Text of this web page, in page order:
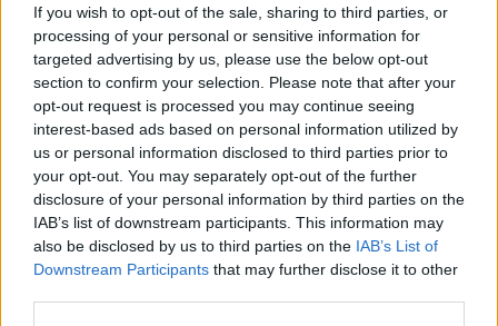
If you wish to opt-out of the sale, sharing to third parties, or
processing of your personal or sensitive information for
targeted advertising by us, please use the below opt-out
section to confirm your selection. Please note that after your
opt-out request is processed you may continue seeing
interest-based ads based on personal information utilized by
us or personal information disclosed to third parties prior to
your opt-out. You may separately opt-out of the further
disclosure of your personal information by third parties on the
IAB’s list of downstream participants. This information may
also be disclosed by us to third parties on the IAB’s List of
Downstream Participants that may further disclose it to other
opportune per blindare il futuro del trainer italo-
tedesco.
Nonostante qualche rumors di mercato,
permanenza di Italiano in Emilia-Romagna è
fuori discussione. L'AD Fenucci e la presidenza
Saputo sono pronti a prolungare e ad adeguare
l'ingaggio di Vincenzo Italiano.